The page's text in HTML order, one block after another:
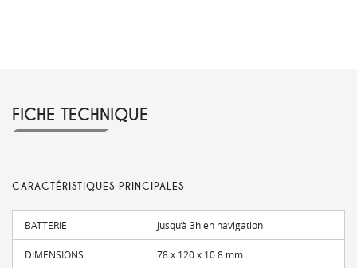
FICHE TECHNIQUE
CARACTÉRISTIQUES PRINCIPALES
BATTERIE Jusqu’à 3h en navigation
DIMENSIONS 78 x 120 x 10.8 mm